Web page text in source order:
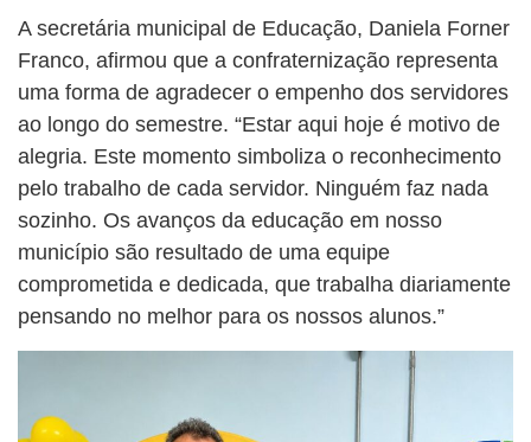
A secretária municipal de Educação, Daniela Forner
Franco, afirmou que a confraternização representa
uma forma de agradecer o empenho dos servidores
ao longo do semestre. “Estar aqui hoje é motivo de
alegria. Este momento simboliza o reconhecimento
pelo trabalho de cada servidor. Ninguém faz nada
sozinho. Os avanços da educação em nosso
município são resultado de uma equipe
comprometida e dedicada, que trabalha diariamente
pensando no melhor para os nossos alunos.”